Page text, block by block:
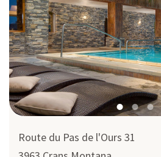
Route du Pas de l'Ours 31